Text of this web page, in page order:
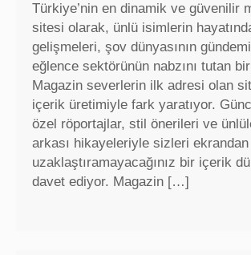
y
t
l
a
r
ı
Türkiye’nin en dinamik ve güvenilir
sitesi olarak, ünlü isimlerin
gelişmeleri, şov dünyasının
eğlence sektörünün nabzını tutan
Magazin severlerin ilk adresi olan
içerik üretimiyle fark yaratıyor.
özel röportajlar, stil önerileri ve
arkası hikayeleriyle sizleri ekrandan
uzaklaştıramayacağınız bir içerik
davet ediyor. Magazin […]